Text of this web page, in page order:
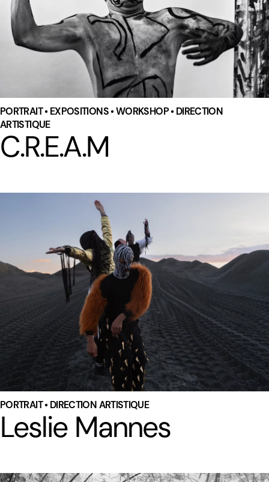
PORTRAIT • EXPOSITIONS • WORKSHOP • DIRECTION
ARTISTIQUE
C.R.E.A.M
PORTRAIT • DIRECTION ARTISTIQUE
Leslie Mannes